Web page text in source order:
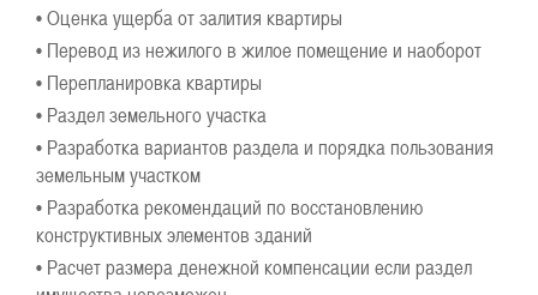
• Оценка ущерба от залития квартиры
• Перевод из нежилого в жилое помещение и наоборот
• Перепланировка квартиры
• Раздел земельного участка
• Разработка вариантов раздела и порядка пользования
земельным участком
• Разработка рекомендаций по восстановлению
конструктивных элементов зданий
• Расчет размера денежной компенсации если раздел